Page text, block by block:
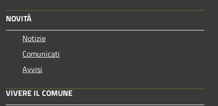
NOVITÀ
Notizie
Comunicati
Avvisi
VIVERE IL COMUNE